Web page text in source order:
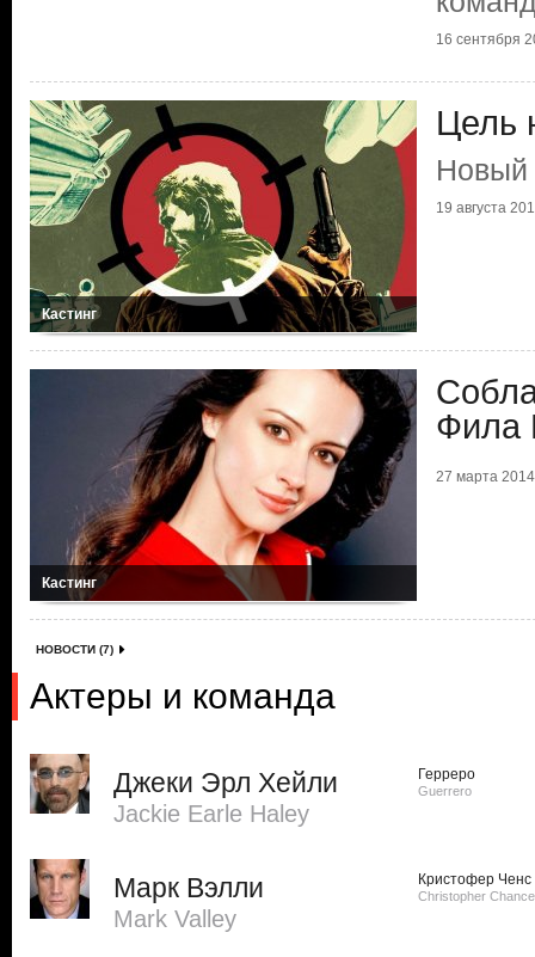
16 сентября
Кастинг
Цель
Новый
19 августа
Кастинг
Фила
27 марта 2014
НОВОСТИ (7)
Актеры и команда
Джеки Эрл Хейли
Jackie Earle Haley
Герреро
Guerrero
Марк Вэлли
Mark Valley
Кристофер Ченс
Christopher Chance